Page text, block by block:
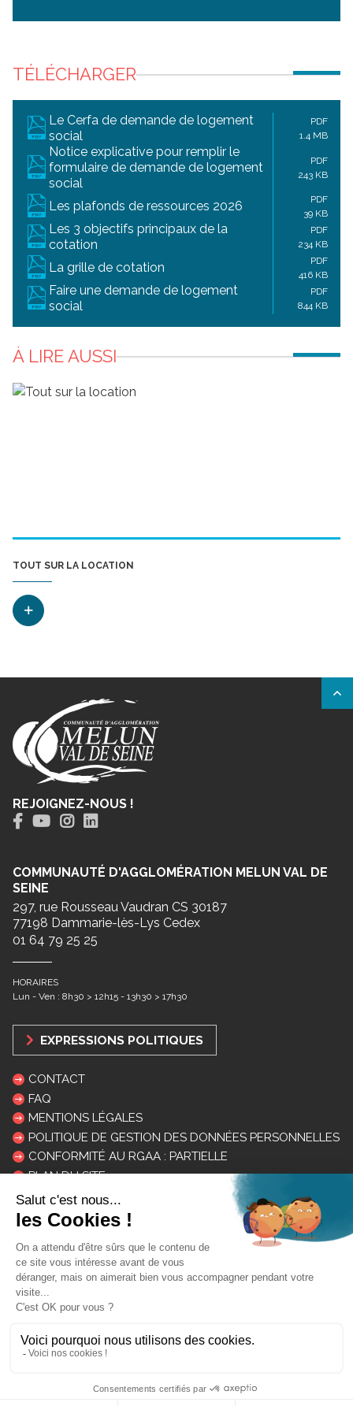
TÉLÉCHARGER
Le Cerfa de demande de logement
social
PDF
1.4 MB
Notice explicative pour remplir le
formulaire de demande de logement
social
PDF
243 KB
Les plafonds de ressources 2026
PDF
39 KB
Les 3 objectifs principaux de la
cotation
PDF
234 KB
La grille de cotation
PDF
416 KB
Faire une demande de logement
social
PDF
844 KB
À LIRE AUSSI
TOUT SUR LA LOCATION
REJOIGNEZ-NOUS !
COMMUNAUTÉ D'AGGLOMÉRATION MELUN VAL DE
SEINE
297, rue Rousseau Vaudran CS 30187
77198 Dammarie-lès-Lys Cedex
01 64 79 25 25
HORAIRES
Lun - Ven : 8h30 > 12h15 - 13h30 > 17h30
EXPRESSIONS POLITIQUES
CONTACT
FAQ
MENTIONS LÉGALES
POLITIQUE DE GESTION DES DONNÉES PERSONNELLES
CONFORMITÉ AU RGAA : PARTIELLE
PLAN DU SITE
LOGOS ET CHARTE
INSCRIPTION NEWSLETTER
Mon courriel:
DESINSCRIPTION